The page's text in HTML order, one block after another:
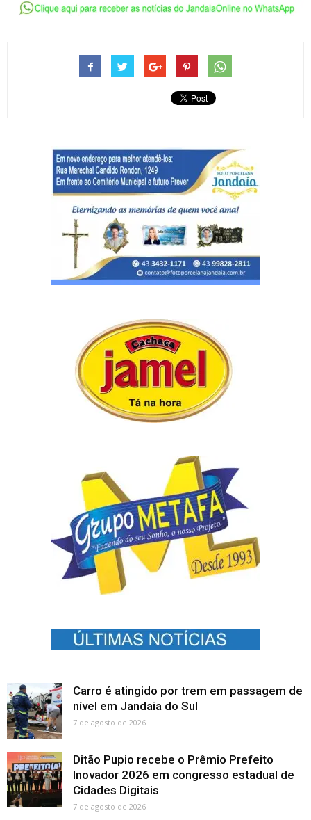
Carro é atingido por trem em passagem de
nível em Jandaia do Sul
7 de agosto de 2026
Ditão Pupio recebe o Prêmio Prefeito
Inovador 2026 em congresso estadual de
Cidades Digitais
7 de agosto de 2026